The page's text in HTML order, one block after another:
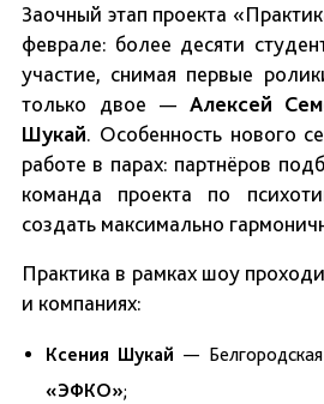
Заочный этап проекта
феврале: более десяти
участие, снимая первые
только двое — Алексей
Шукай. Особенность нового
работе в парах: партнёров
команда проекта по
создать максимально
Практика в рамках шоу
и компаниях:
Ксения Шукай —
«ЭФКО»;